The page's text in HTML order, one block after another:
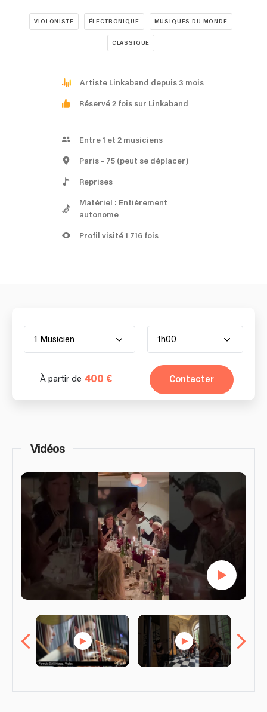
VIOLONISTE ÉLECTRONIQUE MUSIQUES DU MONDE
CLASSIQUE
Artiste Linkaband depuis 3 mois
Réservé 2 fois sur Linkaband
Entre 1 et 2 musiciens
Paris - 75 (peut se déplacer)
Reprises
Matériel : Entièrement
autonome
Profil visité 1 716 fois
1 Musicien 1h00
À partir de 400 € Contacter
Vidéos